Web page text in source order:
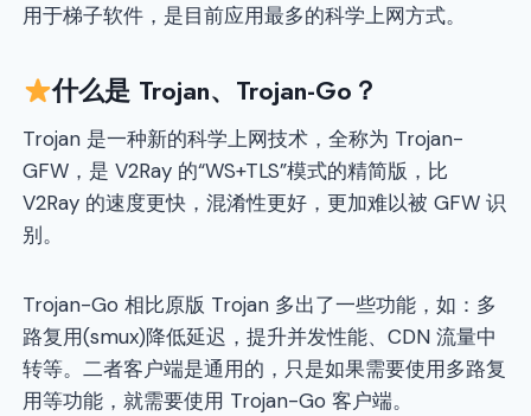
用于梯子软件，是目前应用最多的科学上网方式。
什么是 Trojan、Trojan-Go？
Trojan 是一种新的科学上网技术，全称为 Trojan-
GFW，是 V2Ray 的“WS+TLS”模式的精简版，比
V2Ray 的速度更快，混淆性更好，更加难以被 GFW 识
别。
Trojan-Go 相比原版 Trojan 多出了一些功能，如：多
路复用(smux)降低延迟，提升并发性能、CDN 流量中
转等。二者客户端是通用的，只是如果需要使用多路复
用等功能，就需要使用 Trojan-Go 客户端。